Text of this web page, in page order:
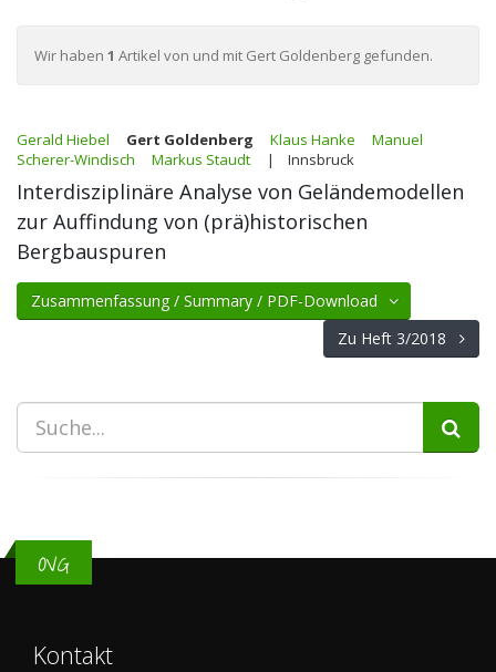
Wir haben 1 Artikel von und mit Gert Goldenberg gefunden.
Gerald Hiebel Gert Goldenberg Klaus Hanke
Manuel
Scherer-Windisch
Markus Staudt | Innsbruck
Interdisziplinäre Analyse von Geländemodellen
zur Auffindung von (prä)historischen
Bergbauspuren
Zusammenfassung / Summary / PDF-Download
Zu Heft 3/2018
OVG
Kontakt